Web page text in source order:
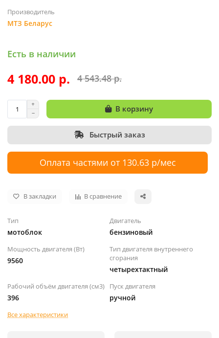
Производитель
МТЗ Беларус
Есть в наличии
4 180.00 р. 4 543.48 р.
В корзину
Быстрый заказ
Оплата частями от 130.63 р/мес
В закладки В сравнение
Тип
мотоблок
Двигатель
бензиновый
Мощность двигателя (Вт)
9560
Тип двигателя внутреннего
сгорания
четырехтактный
Рабочий объём двигателя (см3)
396
Пуск двигателя
ручной
Все характеристики